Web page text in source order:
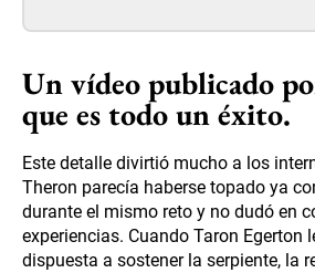
Un vídeo publicado
que es todo un éxito.
Este detalle divirtió mucho a los
Theron parecía haberse topado ya
durante el mismo reto y no dudó en
experiencias. Cuando Taron Egerton
dispuesta a sostener la serpiente, la